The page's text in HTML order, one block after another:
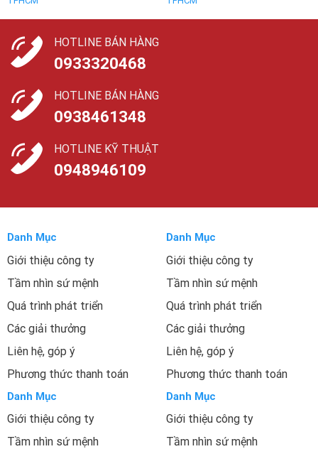
HOTLINE BÁN HÀNG
0933320468
HOTLINE BÁN HÀNG
0938461348
HOTLINE KỸ THUẬT
0948946109
Danh Mục
Giới thiệu công ty
Tầm nhìn sứ mệnh
Quá trình phát triển
Các giải thưởng
Liên hệ, góp ý
Phương thức thanh toán
Danh Mục
Giới thiệu công ty
Tầm nhìn sứ mệnh
Quá trình phát triển
Các giải thưởng
Liên hệ, góp ý
Phương thức thanh toán
Danh Mục
Giới thiệu công ty
Tầm nhìn sứ mệnh
Danh Mục
Giới thiệu công ty
Tầm nhìn sứ mệnh